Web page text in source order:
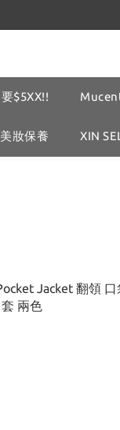
$5XX!!
美妝保養 XIN